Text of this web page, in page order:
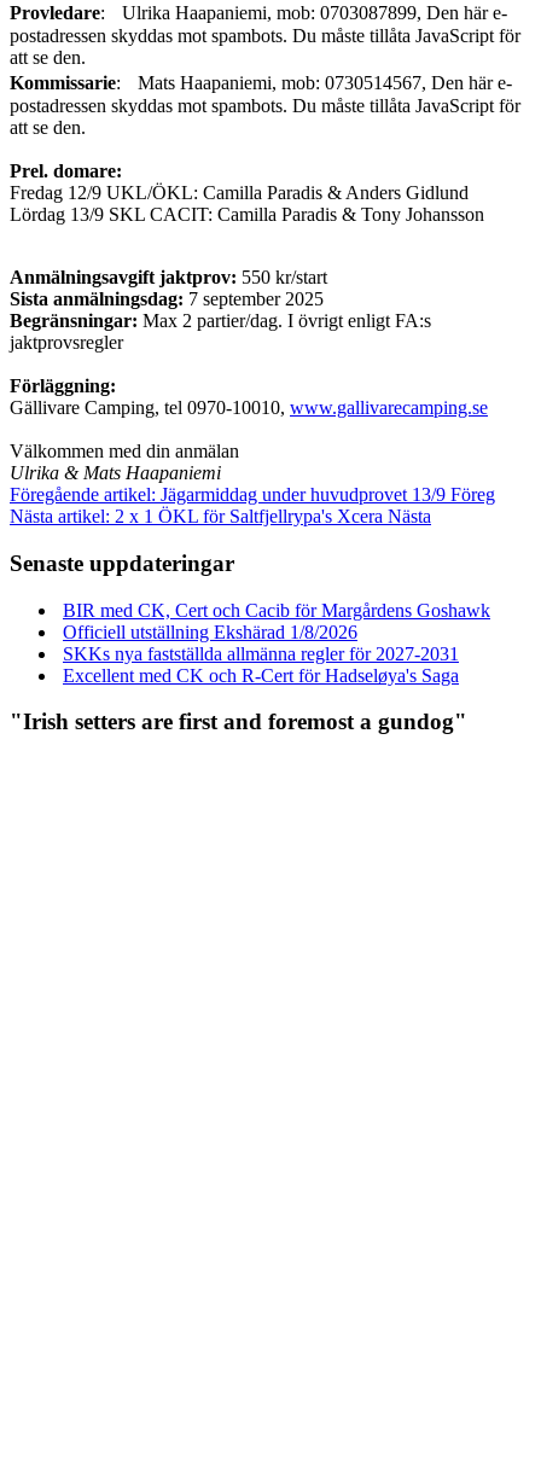
Provledare: Ulrika Haapaniemi, mob: 0703087899, Den här e-
postadressen skyddas mot spambots. Du måste tillåta JavaScript för
att se den.
Kommissarie: Mats Haapaniemi, mob: 0730514567, Den här e-
postadressen skyddas mot spambots. Du måste tillåta JavaScript för
att se den.
Prel. domare:
Fredag 12/9 UKL/ÖKL: Camilla Paradis & Anders Gidlund
Lördag 13/9 SKL CACIT: Camilla Paradis & Tony Johansson
Anmälningsavgift jaktprov: 550 kr/start
Sista anmälningsdag: 7 september 2025
Begränsningar: Max 2 partier/dag. I övrigt enligt FA:s
jaktprovsregler
Förläggning:
Gällivare Camping, tel 0970-10010, www.gallivarecamping.se
Välkommen med din anmälan
Ulrika & Mats Haapaniemi
Föregående artikel: Jägarmiddag under huvudprovet 13/9 Föreg
Nästa artikel: 2 x 1 ÖKL för Saltfjellrypa's Xcera Nästa
Senaste uppdateringar
BIR med CK, Cert och Cacib för Margårdens Goshawk
Officiell utställning Ekshärad 1/8/2026
SKKs nya fastställda allmänna regler för 2027-2031
Excellent med CK och R-Cert för Hadseløya's Saga
"Irish setters are first and foremost a gundog"